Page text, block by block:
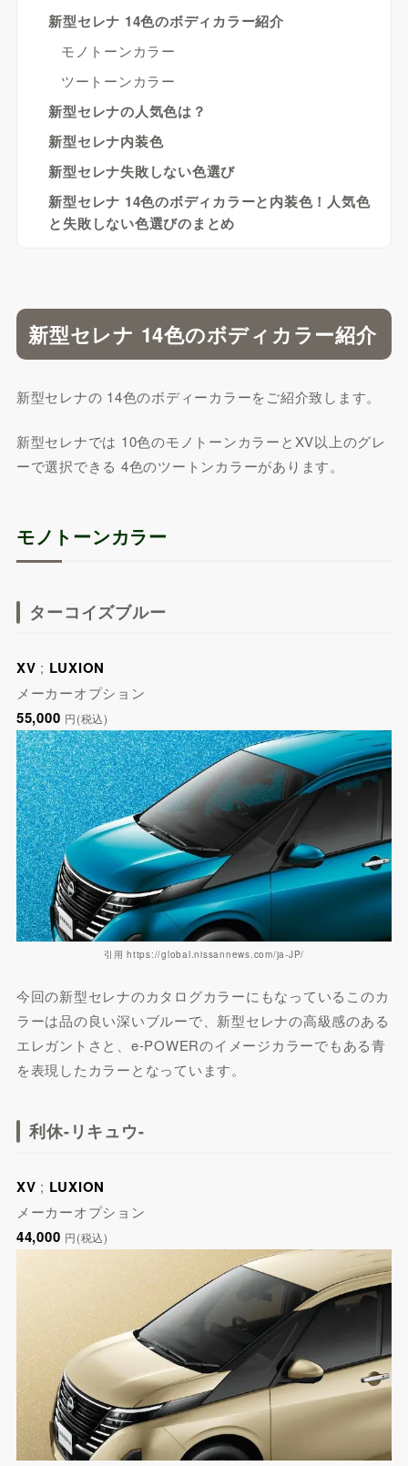
新型セレナ 14色のボディカラー紹介
モノトーンカラー
ツートーンカラー
新型セレナの人気色は？
新型セレナ内装色
新型セレナ失敗しない色選び
新型セレナ 14色のボディカラーと内装色！人気色
と失敗しない色選びのまとめ
新型セレナ 14色のボディカラー紹介
新型セレナの 14色のボディーカラーをご紹介致します。
新型セレナでは 10色のモノトーンカラーとXV以上のグレ
ーで選択できる 4色のツートンカラーがあります。
モノトーンカラー
ターコイズブルー
XV ; LUXION
メーカーオプション
55,000 円(税込)
引用 https://global.nissannews.com/ja-JP/
今回の新型セレナのカタログカラーにもなっているこのカ
ラーは品の良い深いブルーで、新型セレナの高級感のある
エレガントさと、e-POWERのイメージカラーでもある青
を表現したカラーとなっています。
利休-リキュウ-
XV ; LUXION
メーカーオプション
44,000 円(税込)